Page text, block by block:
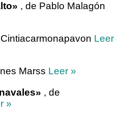
, de Pablo Malagón
Leer
Marss Leer »
, de
»